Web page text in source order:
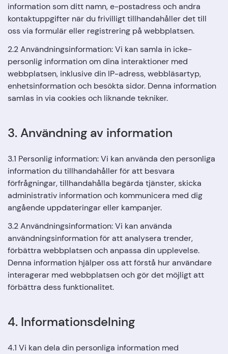
information som ditt namn, e-postadress och andra
kontaktuppgifter när du frivilligt tillhandahåller det till
oss via formulär eller registrering på webbplatsen.
2.2 Användningsinformation: Vi kan samla in icke-
personlig information om dina interaktioner med
webbplatsen, inklusive din IP-adress, webbläsartyp,
enhetsinformation och besökta sidor. Denna information
samlas in via cookies och liknande tekniker.
3. Användning av information
3.1 Personlig information: Vi kan använda den personliga
information du tillhandahåller för att besvara
förfrågningar, tillhandahålla begärda tjänster, skicka
administrativ information och kommunicera med dig
angående uppdateringar eller kampanjer.
3.2 Användningsinformation: Vi kan använda
användningsinformation för att analysera trender,
förbättra webbplatsen och anpassa din upplevelse.
Denna information hjälper oss att förstå hur användare
interagerar med webbplatsen och gör det möjligt att
förbättra dess funktionalitet.
4. Informationsdelning
4.1 Vi kan dela din personliga information med